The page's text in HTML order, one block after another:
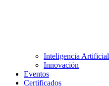
Inteligencia Artificial
Innovación
Eventos
Certificados